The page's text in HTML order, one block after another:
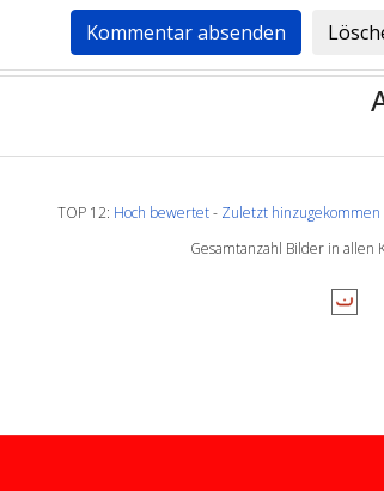
TOP 12: Hoch bewertet- Zuletzt hinzugekommen
Gesamtanzahl Bilder in allen